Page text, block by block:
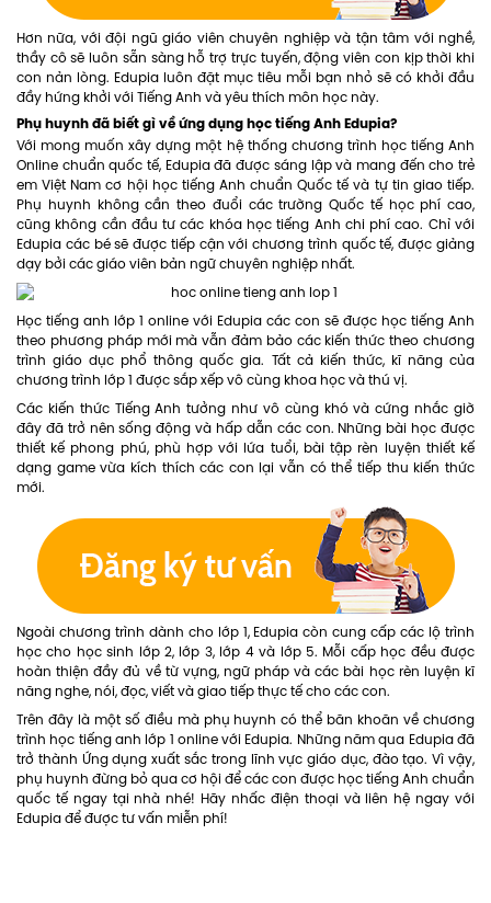
Hơn nữa, với đội ngũ giáo viên chuyên nghiệp và tận tâm với nghề,
thầy cô sẽ luôn sẵn sàng hỗ trợ trực tuyến, động viên con kịp thời khi
con nản lòng. Edupia luôn đặt mục tiêu mỗi bạn nhỏ sẽ có khởi đầu
đầy hứng khởi với Tiếng Anh và yêu thích môn học này.
Phụ huynh đã biết gì về ứng dụng học tiếng Anh Edupia?
Với mong muốn xây dựng một hệ thống chương trình học tiếng Anh
Online chuẩn quốc tế, Edupia đã được sáng lập và mang đến cho trẻ
em Việt Nam cơ hội học tiếng Anh chuẩn Quốc tế và tự tin giao tiếp.
Phụ huynh không cần theo đuổi các trường Quốc tế học phí cao,
cũng không cần đầu tư các khóa học tiếng Anh chi phí cao. Chỉ với
Edupia các bé sẽ được tiếp cận với chương trình quốc tế, được giảng
dạy bởi các giáo viên bản ngữ chuyên nghiệp nhất.
Học tiếng anh lớp 1 online với Edupia các con sẽ được học tiếng Anh
theo phương pháp mới mà vẫn đảm bảo các kiến thức theo chương
trình giáo dục phổ thông quốc gia. Tất cả kiến thức, kĩ năng của
chương trình lớp 1 được sắp xếp vô cùng khoa học và thú vị.
Các kiến thức Tiếng Anh tưởng như vô cùng khó và cứng nhắc giờ
đây đã trở nên sống động và hấp dẫn các con. Những bài học được
thiết kế phong phú, phù hợp với lứa tuổi, bài tập rèn luyện thiết kế
dạng game vừa kích thích các con lại vẫn có thể tiếp thu kiến thức
mới.
Ngoài chương trình dành cho lớp 1, Edupia còn cung cấp các lộ trình
học cho học sinh lớp 2, lớp 3, lớp 4 và lớp 5. Mỗi cấp học đều được
hoàn thiện đầy đủ về từ vựng, ngữ pháp và các bài học rèn luyện kĩ
năng nghe, nói, đọc, viết và giao tiếp thực tế cho các con.
Trên đây là một số điều mà phụ huynh có thể băn khoăn về chương
trình học tiếng anh lớp 1 online với Edupia. Những năm qua Edupia đã
trở thành Ứng dụng xuất sắc trong lĩnh vực giáo dục, đào tạo. Vì vậy,
phụ huynh đừng bỏ qua cơ hội để các con được học tiếng Anh chuẩn
quốc tế ngay tại nhà nhé! Hãy nhấc điện thoại và liên hệ ngay với
Edupia để được tư vấn miễn phí!